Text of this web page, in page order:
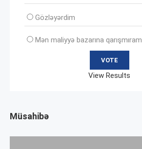
Gözləyərdim
Mən maliyyə bazarına qarışmıram
View Results
Müsahibə